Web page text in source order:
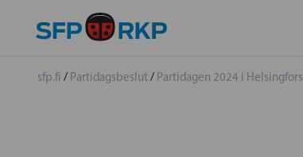
sfp.fi / Partidagsbeslut/ Partidagen 2024 i Helsingfors